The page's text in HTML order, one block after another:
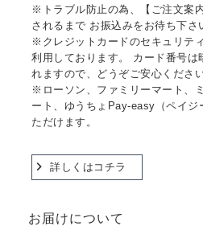
※トラブル防止の為、【ご注文案
されるまで お振込みをお待ち下さ
※クレジットカードのセキュリテ
利用しております。 カード番号は
れますので、どうぞご安心ください
※ローソン、ファミリーマート、
ート、ゆうちょPay-easy（ペイジ
ただけます。
詳しくはコチラ
お届けについて